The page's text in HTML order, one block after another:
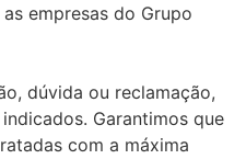
empresas do Grupo
dúvida ou reclamação,
Garantimos que
com a máxima